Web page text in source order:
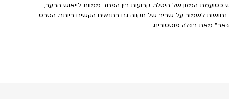
המזון של היטלר. קרועות בין הפחד ממוות לייאוש הרעב,
נחושות לשמור על שביב של תקווה גם בתנאים הקשים ביותר. הסרט
מאת רוזלה פוסטורינו.